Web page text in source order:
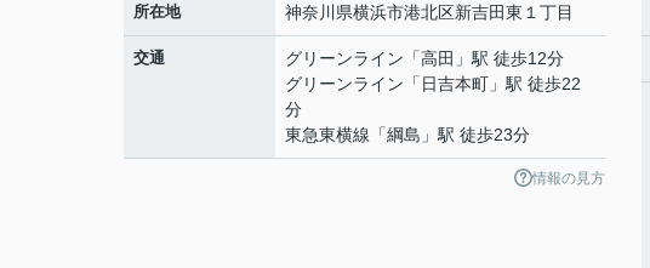
所在地 神奈川県横浜市港北区新吉田東 １丁目
交通 グリーンライン 「高田 」駅 徒歩12分
グリーンライン 「 日吉本町 」駅 徒歩22
分
東急東横線 「綱島 」駅 徒歩23分
情報の見方